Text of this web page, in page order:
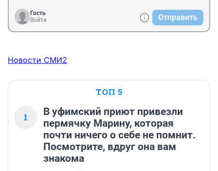
Гость
Войти
Отправить
Новости СМИ2
ТОП 5
1
В уфимский приют привезли
пермячку Марину, которая
почти ничего о себе не помнит.
Посмотрите, вдруг она вам
знакома